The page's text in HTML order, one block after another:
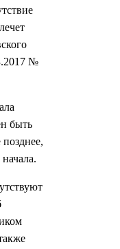
№
быть